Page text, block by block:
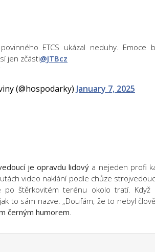
ETCS ukázal neduhy. Emoce
jen zčásti@JTBcz
(@hospodarky) January 7, 2025
je opravdu lidový a nejeden profi
video naklání podle chůze
po štěrkovitém terénu okolo tratí. Když
to sám nazve. „Doufám, že to nebyl
černým humorem.